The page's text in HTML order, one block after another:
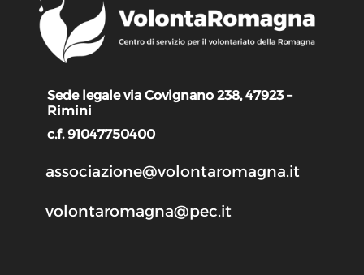
Sede legale via Covignano 238, 47923 –
Rimini
c.f. 91047750400
associazione@volontaromagna.it
volontaromagna@pec.it